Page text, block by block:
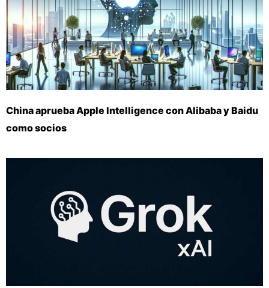
China aprueba Apple Intelligence con Alibaba y Baidu
como socios